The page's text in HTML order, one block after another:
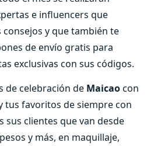
e influencers que
y que también te
de envío gratis para
exclusivas con sus códigos.
de celebración de Maicaocon
tus favoritos de siempre con
sus clientes que van desde
y más, en maquillaje,